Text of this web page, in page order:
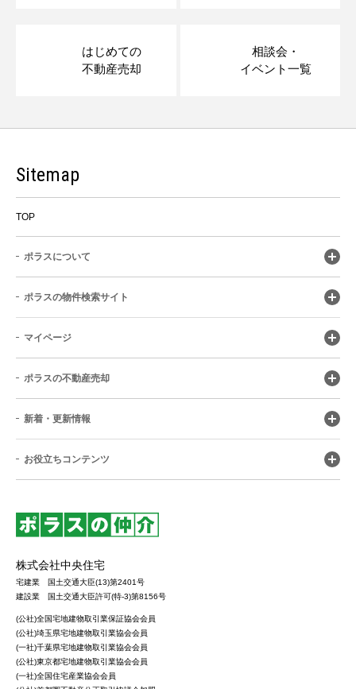
はじめての
不動産売却
相談会・
イベント一覧
Sitemap
TOP
ポラスについて
ポラスの物件検索サイト
マイページ
ポラスの不動産売却
新着・更新情報
お役立ちコンテンツ
株式会社中央住宅
宅建業 国土交通大臣(13)第2401号
建設業 国土交通大臣許可(特-3)第8156号
(公社)全国宅地建物取引業保証協会会員
(公社)埼玉県宅地建物取引業協会会員
(一社)千葉県宅地建物取引業協会会員
(公社)東京都宅地建物取引業協会会員
(一社)全国住宅産業協会会員